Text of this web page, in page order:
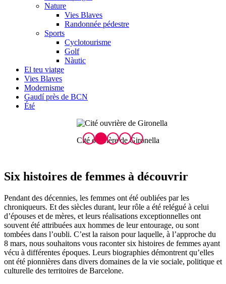
Nature
Vies Blaves
Randonnée pédestre
Sports
Cyclotourisme
Golf
Nàutic
El teu viatge
Vies Blaves
Modernisme
Gaudí près de BCN
Été
Cité ouvrière de Gironella
Six histoires de femmes à découvrir
Pendant des décennies, les femmes ont été oubliées par les
chroniqueurs. Et des siècles durant, leur rôle a été relégué à celui
d’épouses et de mères, et leurs réalisations exceptionnelles ont
souvent été attribuées aux hommes de leur entourage, ou sont
tombées dans l’oubli. C’est la raison pour laquelle, à l’approche du
8 mars, nous souhaitons vous raconter six histoires de femmes ayant
vécu à différentes époques. Leurs biographies démontrent qu’elles
ont été pionnières dans divers domaines de la vie sociale, politique et
culturelle des territoires de Barcelone.